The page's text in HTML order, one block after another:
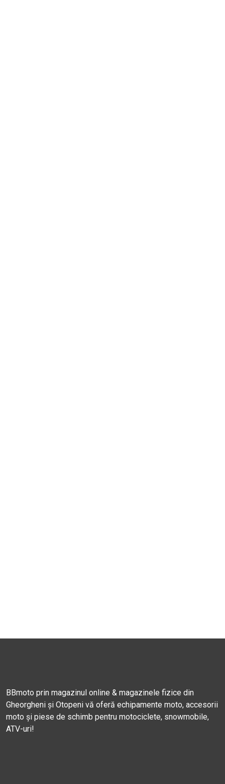
BBmoto prin magazinul online & magazinele fizice din
Gheorgheni și Otopeni vă oferă echipamente moto, accesorii
moto și piese de schimb pentru motociclete, snowmobile,
ATV-uri!